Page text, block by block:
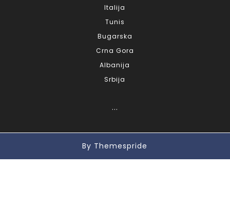
Italija
Tunis
Bugarska
Crna Gora
Albanija
Srbija
...
By Themespride